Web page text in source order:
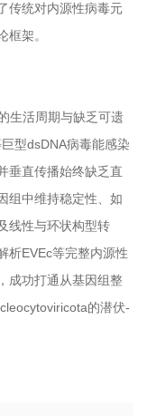
传统对内源性病毒元
架。
生活周期与缺乏可遗
型dsDNA病毒能感染
垂直传播始终缺乏直
组中维持稳定性、如
线性与环状构型转
析EVEc等完整内源性
成功打通从基因组整
的潜伏-